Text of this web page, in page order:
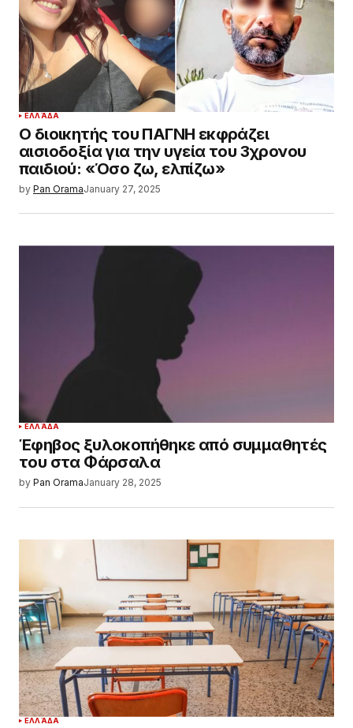
ΕΛΛΆΔΑ
Ο διοικητής του ΠΑΓΝΗ εκφράζει
αισιοδοξία για την υγεία του 3χρονου
παιδιού: «Όσο ζω, ελπίζω»
by Pan OramaJanuary 27, 2025
ΕΛΛΆΔΑ
Έφηβος ξυλοκοπήθηκε από συμμαθητές
του στα Φάρσαλα
by Pan OramaJanuary 28, 2025
ΕΛΛΆΔΑ